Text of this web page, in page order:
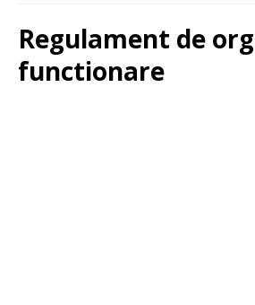
Regulament de
functionare